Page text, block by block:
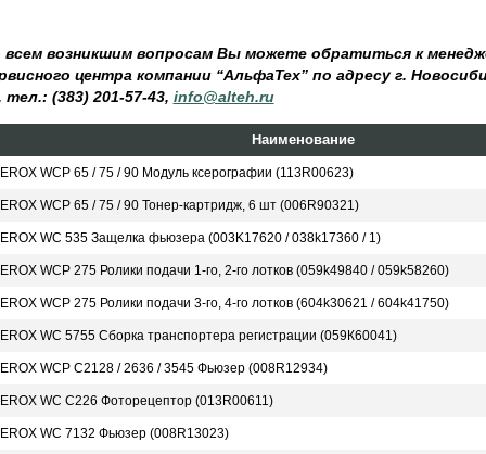
всем возникшим вопросам Вы можете обратиться к
центра компании “АльфаТех” по адресу г.
тел.: (383) 201-57-43, info@alteh.ru
Наименование
WCP 65 / 75 / 90 Модуль ксерографии (113R00623)
WCP 65 / 75 / 90 Тонер-картридж, 6 шт (006R90321)
WC 535 Защелка фьюзера (003K17620 / 038k17360 / 1)
WCP 275 Ролики подачи 1-го, 2-го лотков (059k49840 / 059k58260)
WCP 275 Ролики подачи 3-го, 4-го лотков (604k30621 / 604k41750)
WC 5755 Сборка транспортера регистрации (059К60041)
WCP C2128 / 2636 / 3545 Фьюзер (008R12934)
WC C226 Фоторецептор (013R00611)
WC 7132 Фьюзер (008R13023)